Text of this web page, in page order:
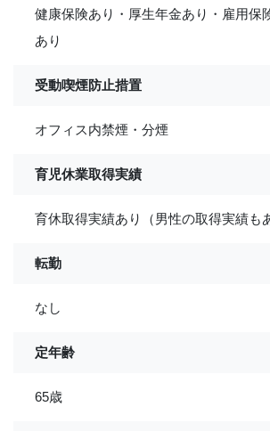
健康保険あり・厚生年金あり・雇用保
あり
受動喫煙防止措置
オフィス内禁煙・分煙
育児休業取得実績
育休取得実績あり（男性の取得実績も
転勤
なし
定年齢
65歳